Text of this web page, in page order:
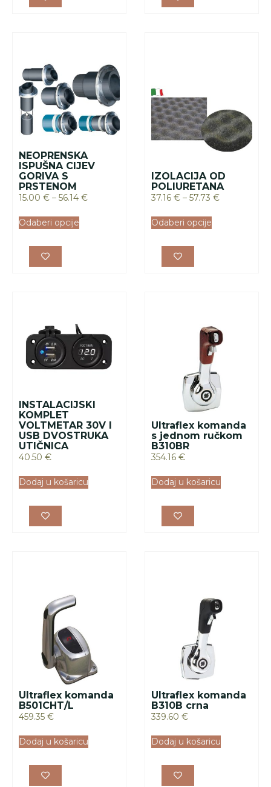
NEOPRENSKA
ISPUŠNA CIJEV
GORIVA S
PRSTENOM
15.00 € – 56.14 €
Odaberi opcije
IZOLACIJA OD
POLIURETANA
37.16 € – 57.73 €
Odaberi opcije
INSTALACIJSKI
KOMPLET
VOLTMETAR 30V I
USB DVOSTRUKA
UTIČNICA
40.50 €
Dodaj u košaricu
Ultraflex komanda
s jednom ručkom
B310BR
354.16 €
Dodaj u košaricu
Ultraflex komanda
B501CHT/L
459.35 €
Dodaj u košaricu
Ultraflex komanda
B310B crna
339.60 €
Dodaj u košaricu